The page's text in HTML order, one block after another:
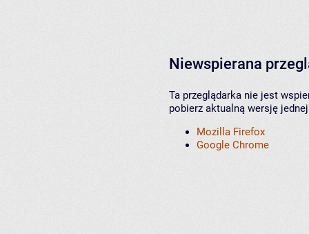
Niewspierana
Ta przeglądarka nie jest
pobierz aktualną wersję
Mozilla Firefox
Google Chrome